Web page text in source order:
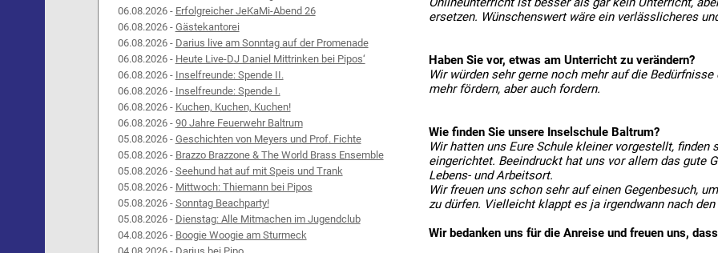
06.08.2026 - Erfolgreicher JeKaMi-Abend 26
06.08.2026 - Gästekantorei
06.08.2026 - Darius live am Sonntag auf der Promenade
06.08.2026 - Heute Live-DJ Daniel Mittrinken bei Pipos‘
06.08.2026 - Inselfreunde: Spende II.
06.08.2026 - Inselfreunde: Spende I.
06.08.2026 - Kuchen, Kuchen, Kuchen!
06.08.2026 - 90 Jahre Feuerwehr Baltrum
05.08.2026 - Geschichten von Meyers und Prof. Fichte
05.08.2026 - Brazzo Brazzone & The World Brass Ensemble
05.08.2026 - Seehund hat auf mit Speis und Trank
05.08.2026 - Mittwoch: Thiemann bei Pipos
05.08.2026 - Sonntag Beachparty!
05.08.2026 - Dienstag: Alle Mitmachen im Jugendclub
04.08.2026 - Boogie Woogie am Sturmeck
ersetzen. Wünschenswert wäre ein verlässlicheres
Haben Sie vor, etwas am Unterricht zu verändern?
Wir würden sehr gerne noch mehr auf die
mehr fördern, aber auch fordern.
Wie finden Sie unsere Inselschule Baltrum?
Wir hatten uns Eure Schule kleiner vorgestellt, finden
eingerichtet. Beeindruckt hat uns vor allem das gute
Lebens- und Arbeitsort.
Wir freuen uns schon sehr auf einen Gegenbesuch,
zu dürfen. Vielleicht klappt es ja irgendwann nach
Wir bedanken uns für die Anreise und freuen uns,